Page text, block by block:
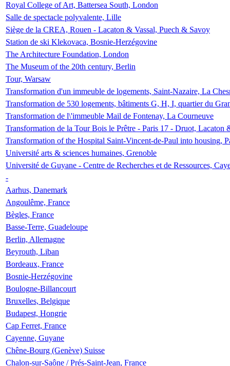
Royal College of Art, Battersea South, London
Salle de spectacle polyvalente, Lille
Siège de la CREA, Rouen - Lacaton & Vassal, Puech & Savoy
Station de ski Klekovaca, Bosnie-Herzégovine
The Architecture Foundation, London
The Museum of the 20th century, Berlin
Tour, Warsaw
Transformation d'un immeuble de logements, Saint-Nazaire, La
Transformation de 530 logements, bâtiments G, H, I, quartier du
Transformation de l\'immeuble Mail de Fontenay, La Courneuve
Transformation de la Tour Bois le Prêtre - Paris 17 - Druot, Lacaton
Transformation of the Hospital Saint-Vincent-de-Paul into housing,
Université arts & sciences humaines, Grenoble
Université de Guyane - Centre de Recherches et de Ressources,
-
Aarhus, Danemark
Angoulême, France
Bègles, France
Basse-Terre, Guadeloupe
Berlin, Allemagne
Beyrouth, Liban
Bordeaux, France
Bosnie-Herzégovine
Boulogne-Billancourt
Bruxelles, Belgique
Budapest, Hongrie
Cap Ferret, France
Cayenne, Guyane
Chêne-Bourg (Genève) Suisse
Chalon-sur-Saône / Prés-Saint-Jean, France